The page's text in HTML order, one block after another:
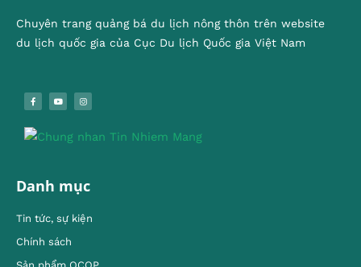
Chuyên trang quảng bá du lịch nông thôn trên website
du lịch quốc gia của Cục Du lịch Quốc gia Việt Nam
Danh mục
Tin tức, sự kiện
Chính sách